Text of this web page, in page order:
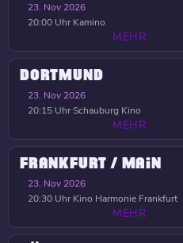
23. Nov 2026
20:00 Uhr Kamino
MEHR
DORTMUND
23. Nov 2026
20:15 UhrSchauburg Kino
MEHR
FRANKFURT / MAIN
23. Nov 2026
20:30 Uhr Kino Harmonie Frankfurt
MEHR